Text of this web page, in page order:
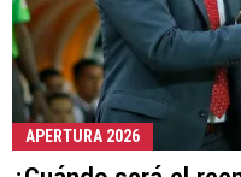
APERTURA 2026